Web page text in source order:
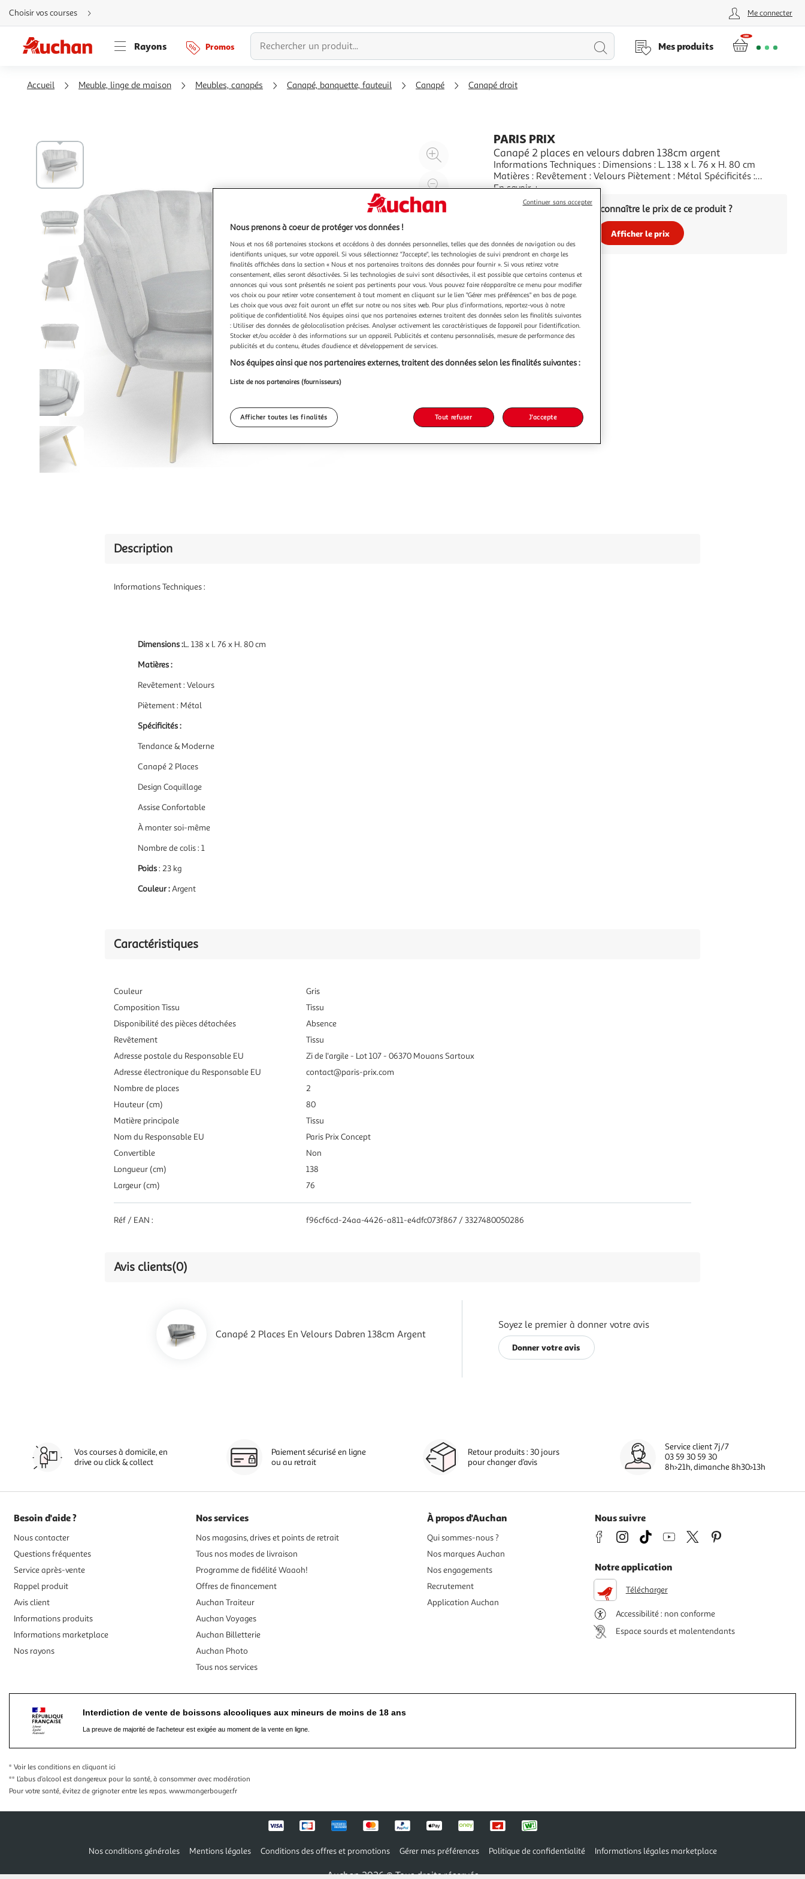
Aller
directement
au
Aller
directement
à
Aller
directement
rubrique
Choisir vos courses Me connecter
Rayons Promos
Lancer
Mes produits
Accueil Meuble, linge de maison Meubles, canapés Canapé, banquette, fauteuil Canapé Canapé droit
Agrandir
l'illustration
à
200%
Réduire
l'illustration
à
%
Partager
produit
PARIS PRIX
Canapé 2 places en velours dabren 138cm argent
Informations Techniques : Dimensions : L. 138 x l. 76 x H. 80 cm
Matières : Revêtement : Velours Piètement : Métal Spécificités :
Tendance & Moderne Canapé 2 Places Design Coquillage Assise
Confortable À monter soi-même Nombre de colis : 1 Poids : 23 kg
En savoir +
Vous voulez connaître le prix de ce produit ?
Afficher le prix
Description
Informations Techniques :
Dimensions :L. 138 x l. 76 x H. 80 cm
Matières :
Revêtement : Velours
Piètement : Métal
Spécificités :
Tendance & Moderne
Canapé 2 Places
Design Coquillage
Assise Confortable
À monter soi-même
Nombre de colis : 1
Poids: 23 kg
Couleur :Argent
Caractéristiques
Couleur
Gris
Composition Tissu
Tissu
Disponibilité des pièces détachées
Absence
Revêtement
Tissu
Adresse postale du Responsable EU
Zi de l'argile - Lot 107 - 06370 Mouans Sartoux
Adresse électronique du Responsable EU
contact@paris-prix.com
Nombre de places
2
Hauteur (cm)
80
Matière principale
Tissu
Nom du Responsable EU
Paris Prix Concept
Convertible
Non
Longueur (cm)
138
Largeur (cm)
76
Réf / EAN : f96cf6cd-24aa-4426-a811-e4dfc073f867 / 3327480050286
Avis clients(0)
Canapé 2 Places En Velours Dabren 138cm Argent
Soyez le premier à donner votre avis
Donner votre avis
Vos courses à domicile, en
drive ou click & collect
Paiement sécurisé en ligne
ou au retrait
Retour produits : 30 jours
pour changer d’avis
Service client 7j/7
03 59 30 59 30
8h>21h, dimanche 8h30>13h
Besoin d'aide ?
Nous contacter
Questions fréquentes
Service après-vente
Rappel produit
Avis client
Informations produits
Informations marketplace
Nos rayons
Nos services
Nos magasins, drives et points de retrait
Tous nos modes de livraison
Programme de fidélité Waaoh!
Offres de financement
Auchan Traiteur
Auchan Voyages
Auchan Billetterie
Auchan Photo
Tous nos services
À propos d'Auchan
Qui sommes-nous ?
Nos marques Auchan
Nos engagements
Recrutement
Application Auchan
Nous suivre
Notre application
Télécharger
Accessibilité : non conforme
Espace sourds et malentendants
Interdiction de vente de boissons alcooliques aux mineurs de moins de 18 ans
La preuve de majorité de l'acheteur est exigée au moment de la vente en ligne.
* Voir les conditions en cliquant ici
** L’abus d’alcool est dangereux pour la santé, à consommer avec modération
Pour votre santé, évitez de grignoter entre les repas. www.mangerbouger.fr
Nos conditions générales Mentions légales Conditions des offres et promotions Gérer mes préférences Politique de confidentialité Informations légales marketplace
Auchan 2026 © Tous droits réservés
Nous prenons à coeur de protéger vos données !
Nous et nos 68 partenaires stockons et accédons à des données personnelles, telles que des données de navigation ou des
identifiants uniques, sur votre appareil. Si vous sélectionnez "J'accepte", les technologies de suivi prendront en charge les
finalités affichées dans la section « Nous et nos partenaires traitons des données pour fournir ». Si vous retirez votre
consentement, elles seront désactivées. Si les technologies de suivi sont désactivées, il est possible que certains contenus et
annonces qui vous sont présentés ne soient pas pertinents pour vous. Vous pouvez faire réapparaître ce menu pour modifier
vos choix ou pour retirer votre consentement à tout moment en cliquant sur le lien "Gérer mes préférences" en bas de page.
Les choix que vous avez fait auront un effet sur notre ou nos sites web. Pour plus d’informations, reportez-vous à notre
politique de confidentialité. Nos équipes ainsi que nos partenaires externes traitent des données selon les finalités suivantes
: Utiliser des données de géolocalisation précises. Analyser activement les caractéristiques de l’appareil pour l’identification.
Stocker et/ou accéder à des informations sur un appareil. Publicités et contenu personnalisés, mesure de performance des
publicités et du contenu, études d’audience et développement de services.
Nos équipes ainsi que nos partenaires externes, traitent des données selon les finalités suivantes :
Liste de nos partenaires (fournisseurs)
Afficher toutes les finalités Tout refuser J'accepte
Continuer sans accepter